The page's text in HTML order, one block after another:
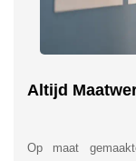
Altijd
Op maat